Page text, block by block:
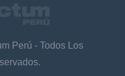
Perú - Todos Los